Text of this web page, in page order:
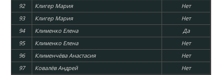
92
Клигер Мария
Нет
93
Клигер Мария
Нет
94
Клименко Елена
Да
95
Клименко Елена
Нет
96
Клименчёва Анастасия
Нет
97
Ковалёв Андрей
Нет